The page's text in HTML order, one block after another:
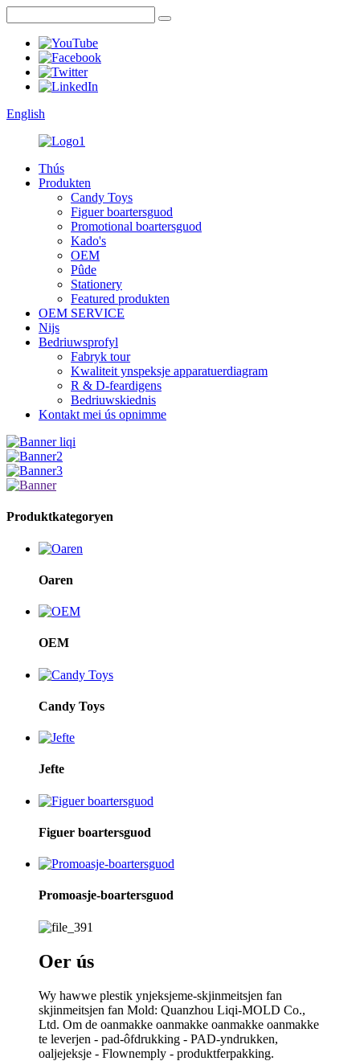
English
Thús
Produkten
Candy Toys
Figuer boartersguod
Promotional boartersguod
Kado's
OEM
Pûde
Stationery
Featured produkten
OEM SERVICE
Nijs
Bedriuwsprofyl
Fabryk tour
Kwaliteit ynspeksje apparatuerdiagram
R & D-feardigens
Bedriuwskiednis
Kontakt mei ús opnimme
Produktkategoryen
Oaren
OEM
Candy Toys
Jefte
Figuer boartersguod
Promoasje-boartersguod
Oer ús
Wy hawwe plestik ynjeksjeme-skjinmeitsjen fan
skjinmeitsjen fan Mold: Quanzhou Liqi-MOLD Co.,
Ltd. Om de oanmakke oanmakke oanmakke oanmakke
te leverjen - pad-ôfdrukking - PAD-yndrukken,
oaljejeksje - Flownemply - produktferpakking.